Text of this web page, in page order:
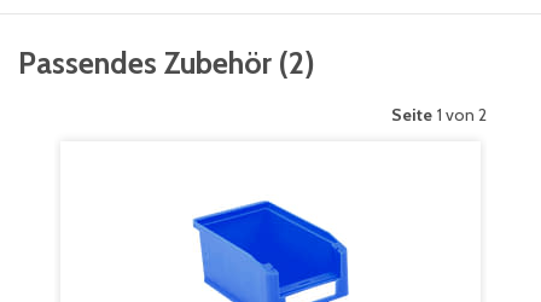
Passendes Zubehör (2)
Seite 1 von 2